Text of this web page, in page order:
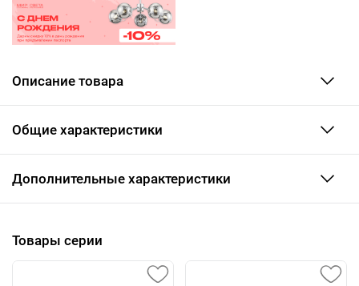
Описание товара
Общие характеристики
Дополнительные характеристики
Товары серии